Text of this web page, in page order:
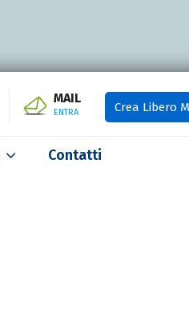
MAIL
ENTRA Crea Libero
Contatti